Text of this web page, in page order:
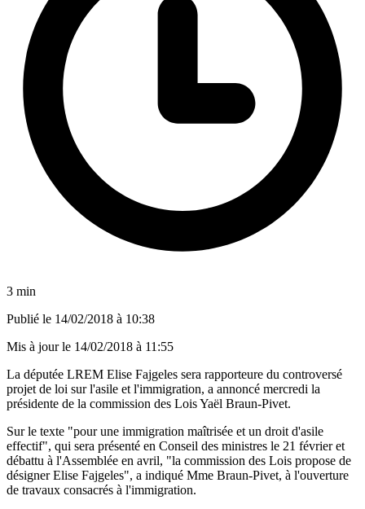
3 min
Publié le 14/02/2018 à 10:38
Mis à jour le 14/02/2018 à 11:55
La députée LREM Elise Fajgeles sera rapporteure du controversé
projet de loi sur l'asile et l'immigration, a annoncé mercredi la
présidente de la commission des Lois Yaël Braun-Pivet.
Sur le texte "pour une immigration maîtrisée et un droit d'asile
effectif", qui sera présenté en Conseil des ministres le 21 février et
débattu à l'Assemblée en avril, "la commission des Lois propose de
désigner Elise Fajgeles", a indiqué Mme Braun-Pivet, à l'ouverture
de travaux consacrés à l'immigration.